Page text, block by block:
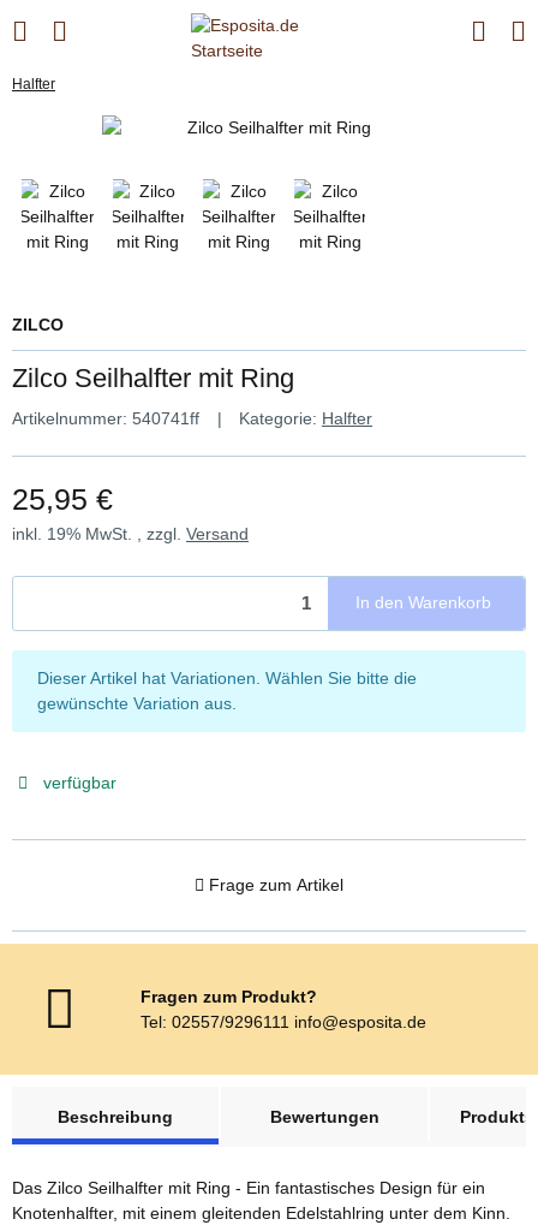
Halfter
ZILCO
Zilco Seilhalfter mit Ring
Artikelnummer: 540741ff Kategorie: Halfter
25,95 €
inkl. 19% MwSt. , zzgl. Versand
In den Warenkorb
x
Dieser Artikel hat Variationen. Wählen Sie bitte die
gewünschte Variation aus.
verfügbar
Frage zum Artikel
Fragen zum Produkt?
Tel: 02557/9296111 info@esposita.de
Beschreibung
Bewertungen
Das Zilco Seilhalfter mit Ring - Ein fantastisches Design für ein
Knotenhalfter, mit einem gleitenden Edelstahlring unter dem Kinn.